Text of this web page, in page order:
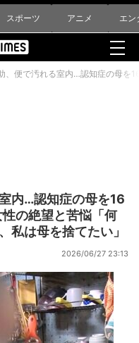
スポーツ アニメ エン
、便で汚れる室内…認知症の母を
内…認知症の母を16
の絶望と苦悩「何
私は母を捨てたい」
2026/06/27 23:13